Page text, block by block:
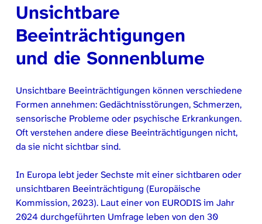
Unsichtbare
Beeinträchtigungen
und die Sonnenblume
Unsichtbare Beeinträchtigungen können verschiedene
Formen annehmen: Gedächtnisstörungen, Schmerzen,
sensorische Probleme oder psychische Erkrankungen.
Oft verstehen andere diese Beeinträchtigungen nicht,
da sie nicht sichtbar sind.
In Europa lebt jeder Sechste mit einer sichtbaren oder
unsichtbaren Beeinträchtigung (Europäische
Kommission, 2023). Laut einer von EURODIS im Jahr
2024 durchgeführten Umfrage leben von den 30